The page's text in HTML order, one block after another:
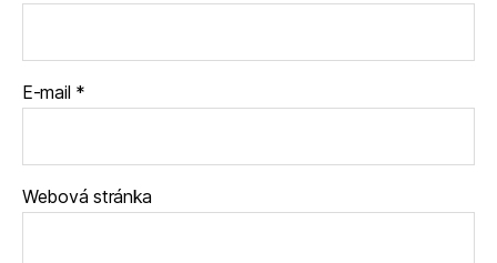
E-mail *
Webová stránka